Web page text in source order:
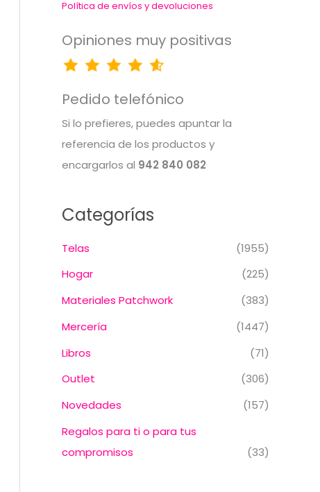
Política de envíos y devoluciones
Opiniones muy positivas
Pedido telefónico
Si lo prefieres, puedes apuntar la
referencia de los productos y
encargarlos al 942 840 082
Categorías
Telas
(1955)
Hogar
(225)
Materiales Patchwork
(383)
Mercería
(1447)
Libros
(71)
Outlet
(306)
Novedades
(157)
Regalos para ti o para tus
compromisos
(33)